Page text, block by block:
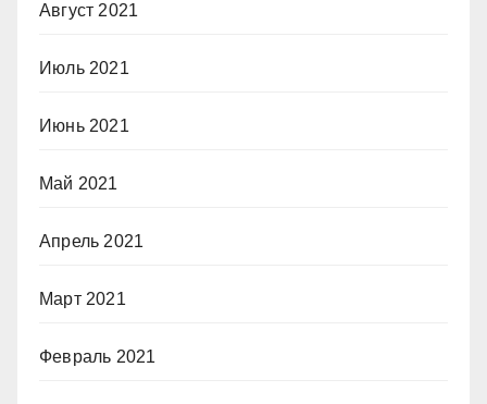
Август 2021
Июль 2021
Июнь 2021
Май 2021
Апрель 2021
Март 2021
Февраль 2021